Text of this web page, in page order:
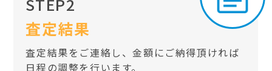
STEP2
査定結果
査定結果をご連絡し、金額にご納得頂ければ
日程の調整を行います。